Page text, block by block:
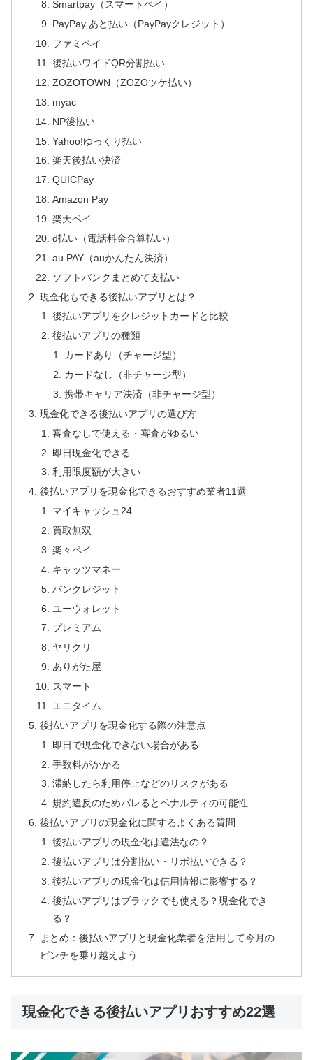
Smartpay（スマートペイ）
PayPay あと払い（PayPayクレジット）
ファミペイ
後払いワイドQR分割払い
ZOZOTOWN（ZOZOツケ払い）
myac
NP後払い
Yahoo!ゆっくり払い
楽天後払い決済
QUICPay
Amazon Pay
楽天ペイ
d払い（電話料金合算払い）
au PAY（auかんたん決済）
ソフトバンクまとめて支払い
現金化もできる後払いアプリとは？
後払いアプリをクレジットカードと比較
後払いアプリの種類
カードあり（チャージ型）
カードなし（非チャージ型）
携帯キャリア決済（非チャージ型）
現金化できる後払いアプリの選び方
審査なしで使える・審査がゆるい
即日現金化できる
利用限度額が大きい
後払いアプリを現金化できるおすすめ業者11選
マイキャッシュ24
買取無双
楽々ペイ
キャッツマネー
バンクレジット
ユーウォレット
プレミアム
ヤリクリ
ありがた屋
スマート
エニタイム
後払いアプリを現金化する際の注意点
即日で現金化できない場合がある
手数料がかかる
滞納したら利用停止などのリスクがある
規約違反のためバレるとペナルティの可能性
後払いアプリの現金化に関するよくある質問
後払いアプリの現金化は違法なの？
後払いアプリは分割払い・リボ払いできる？
後払いアプリの現金化は信用情報に影響する？
後払いアプリはブラックでも使える？現金化でき
る？
まとめ：後払いアプリと現金化業者を活用して今月の
ピンチを乗り越えよう
現金化できる後払いアプリおすすめ22選